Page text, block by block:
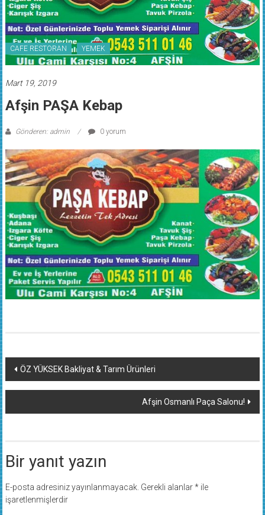
CAFE RESTORAN YEMEK
Mart 19, 2019
Afşin PAŞA Kebap
Gönderen: admin 0 yorum
Yazı
dolaşımı
ÖZ YÜKSEK Bakliyat & Tarım Ürünleri
Afşin Osmanlı Paça Salonu!
Bir yanıt yazın
E-posta adresiniz yayınlanmayacak. Gerekli alanlar*ile
işaretlenmişlerdir